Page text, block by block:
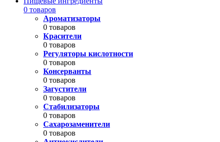
0 товаров
Ароматизаторы
0 товаров
Красители
0 товаров
Регуляторы кислотности
0 товаров
Консерванты
0 товаров
Загустители
0 товаров
Стабилизаторы
0 товаров
Сахарозаменители
0 товаров